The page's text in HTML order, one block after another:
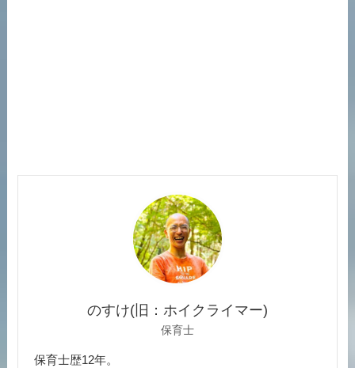
のすけ(旧：ホイクライマー)
保育士
保育士歴12年。